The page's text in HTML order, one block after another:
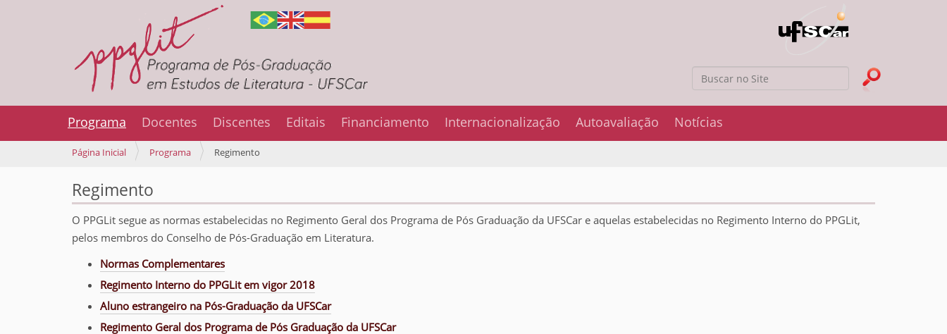
Busca
Busca Avançada…
Programa Docentes Discentes Editais Financiamento Internacionalização Autoavaliação Notícias
V
ê
s
t
Página Inicial Programa Regimento
Regimento
O PPGLit segue as normas estabelecidas no Regimento Geral dos Programa de Pós Graduação da UFSCar e aquelas estabelecidas no Regimento Interno do PPGLit,
pelos membros do Conselho de Pós-Graduação em Literatura.
Normas Complementares
Regimento Interno do PPGLit em vigor 2018
Aluno estrangeiro na Pós-Graduação da UFSCar
Regimento Geral dos Programa de Pós Graduação da UFSCar